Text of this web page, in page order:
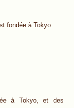
fondée à Tokyo.
à Tokyo, et des